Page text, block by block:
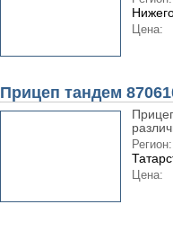
Цена:
Прицеп тандем
Регион:
Цена: